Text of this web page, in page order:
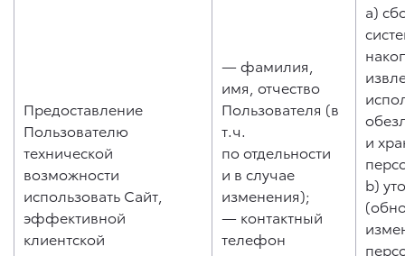
Предоставление
Пользователю
технической
возможности
использовать Сайт,
эффективной
клиентской
— фамилия,
имя, отчество
Пользователя (в
т.ч.
по отдельности
и в случае
изменения);
— контактный
телефон
a)
и
b)